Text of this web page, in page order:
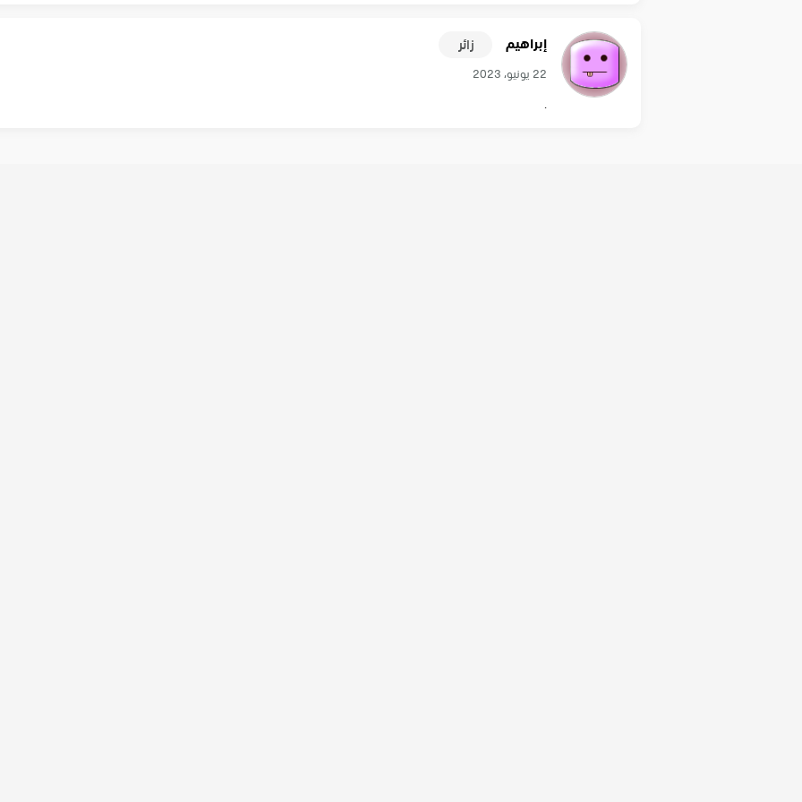
إبراهيم زائر
22 يونيو، 2023
.